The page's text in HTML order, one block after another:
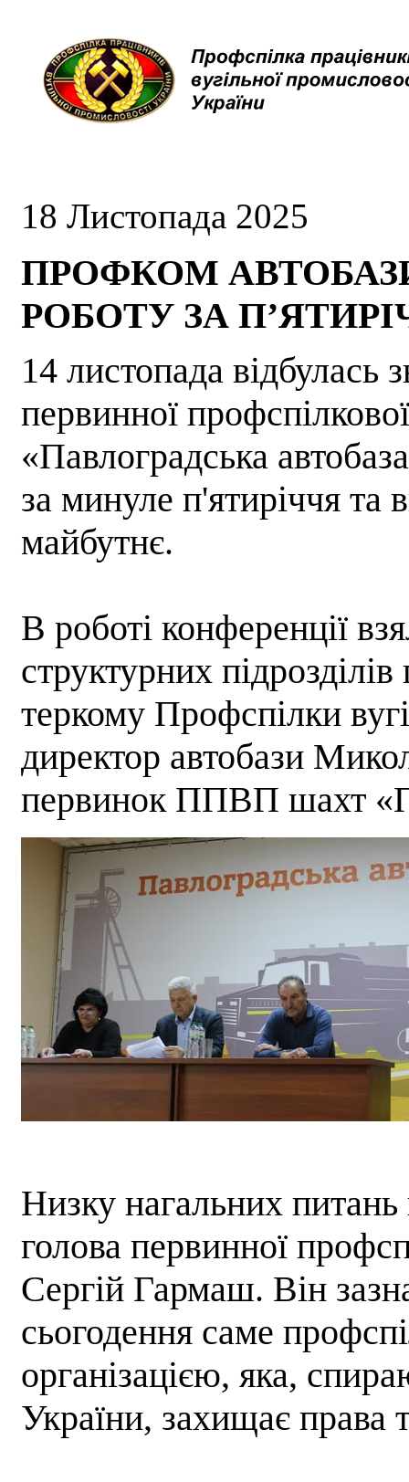
18 Листопада 2025
ПРОФКОМ
РОБОТУ ЗА
14 листопада відбулась
первинної профспілкової
«Павлоградська
за минуле п'ятиріччя та
майбутнє.
В роботі конференції
структурних
теркому Профспілки
директор автобази
первинок ППВП шахт
Низку нагальних питань
голова первинної
Сергій Гармаш. Він
сьогодення саме
організацією, яка,
України, захищає права